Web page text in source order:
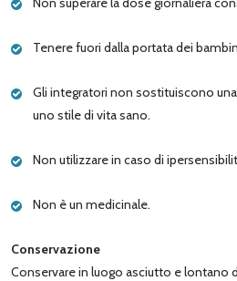
Tenere fuori dalla portata dei
Gli integratori non sostituiscono
uno stile di vita sano.
Non utilizzare in caso di
Non è un medicinale.
Conservazione
Conservare in luogo asciutto e lontano